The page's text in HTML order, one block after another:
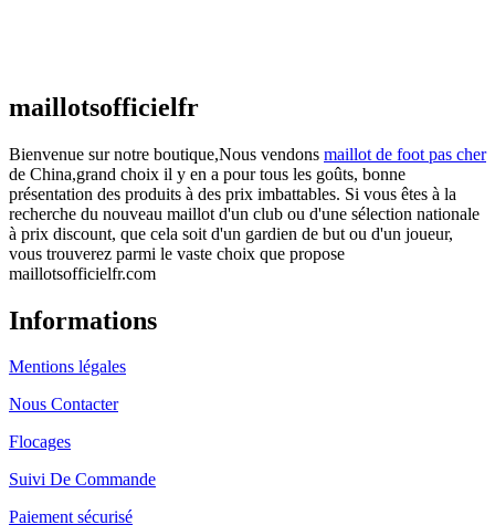
maillotsofficielfr
Bienvenue sur notre boutique,Nous vendons maillot de foot pas cher
de China,grand choix il y en a pour tous les goûts, bonne
présentation des produits à des prix imbattables. Si vous êtes à la
recherche du nouveau maillot d'un club ou d'une sélection nationale
à prix discount, que cela soit d'un gardien de but ou d'un joueur,
vous trouverez parmi le vaste choix que propose
maillotsofficielfr.com
Informations
Mentions légales
Nous Contacter
Flocages
Suivi De Commande
Paiement sécurisé